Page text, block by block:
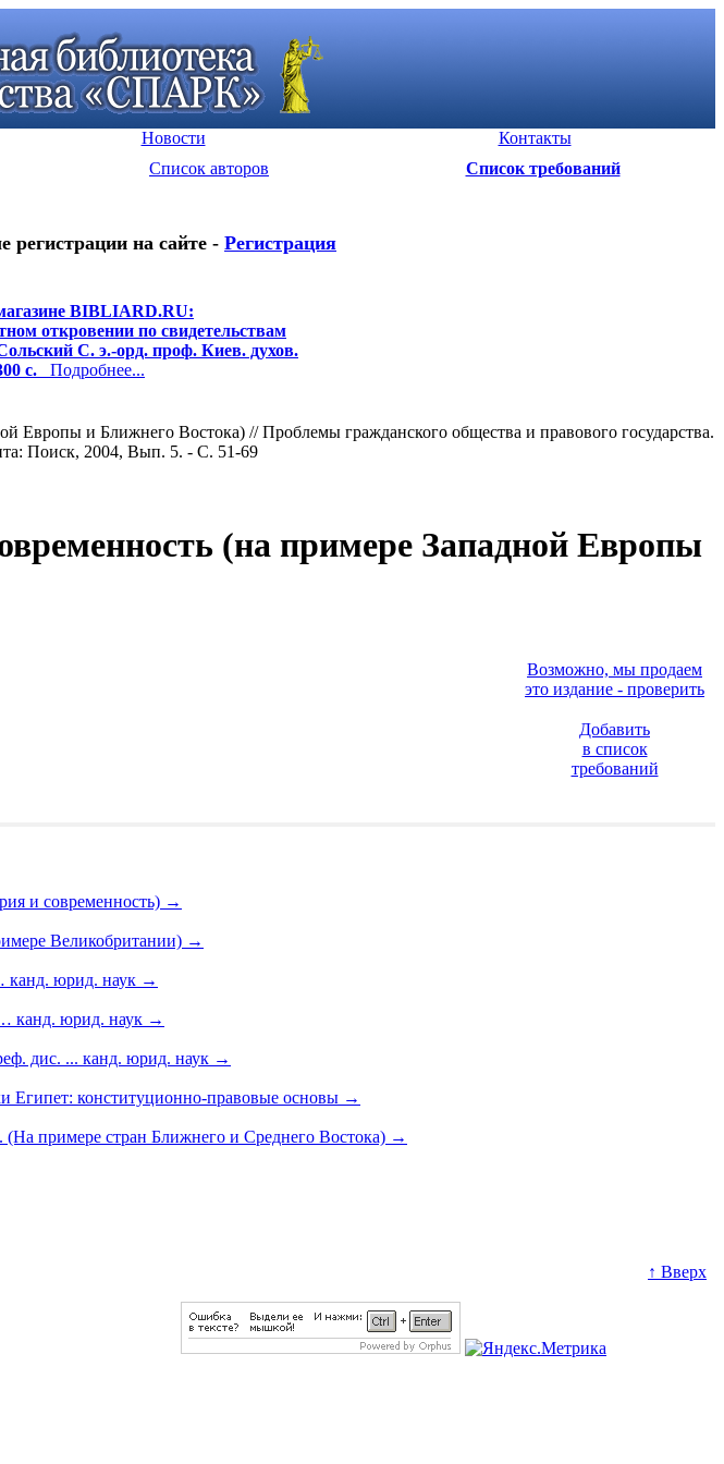
Новости
Контакты
Список авторов Список требований
регистрации на сайте - Регистрация
BIBLIARD.RU:
откровении по свидетельствам
С. э.-орд. проф. Киев. духов.
с. Подробнее...
Европы и Ближнего Востока) // Проблемы гражданского общества и правового государства.
Поиск, 2004, Вып. 5. - С. 51-69
(на примере Западной Европы
Возможно, мы продаем
это издание - проверить
Добавить
в список
требований
и современность) →
Великобритании) →
канд. юрид. наук →
канд. юрид. наук →
дис. ... канд. юрид. наук →
Египет: конституционно-правовые основы →
(На примере стран Ближнего и Среднего Востока) →
↑ Вверх